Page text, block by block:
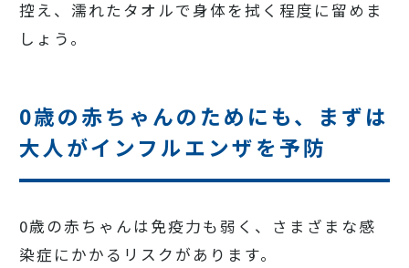
控え、濡れたタオルで身体を拭く程度に留めま
しょう。
0歳の赤ちゃんのためにも、まずは
大人がインフルエンザを予防
0歳の赤ちゃんは免疫力も弱く、さまざまな感
染症にかかるリスクがあります。